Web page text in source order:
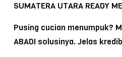
SUMATERA UTARA READY
Pusing cucian menumpuk?
ABADI solusinya. Jelas